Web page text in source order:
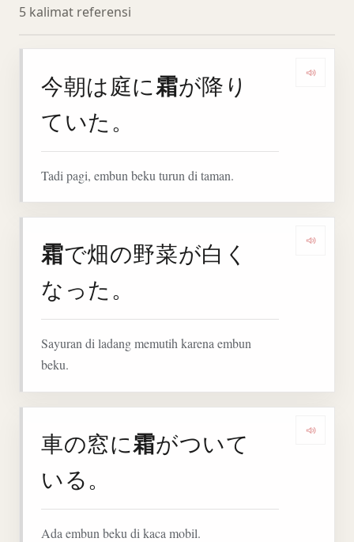
5 kalimat referensi
今朝は庭に霜が降り
ていた。
Tadi pagi, embun beku turun di taman.
霜で畑の野菜が白く
なった。
Sayuran di ladang memutih karena embun
beku.
車の窓に霜がついて
いる。
Ada embun beku di kaca mobil.